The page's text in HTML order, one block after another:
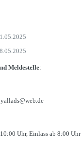
Meldestelle:
Uhr, Einlass ab 8:00 Uhr